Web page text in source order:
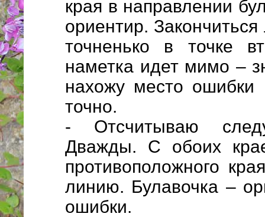
края в направлении
ориентир.
точненько в точке
наметка идет мимо –
нахожу место
точно.
- Отсчитываю
Дважды. С обоих
противоположного
линию. Булавочка –
ошибки.